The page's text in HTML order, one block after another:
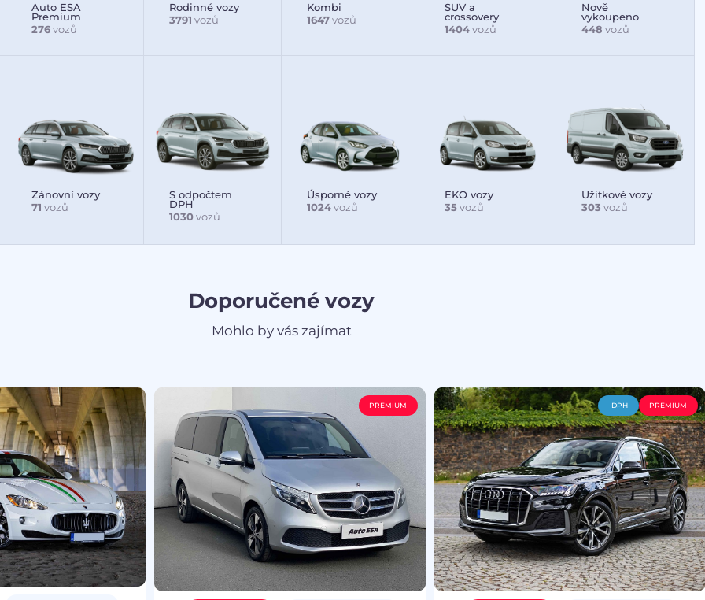
Auto ESA
Premium
276 vozů
Rodinné vozy
3791 vozů
Kombi
1647vozů
SUV a
crossovery
1404vozů
Nově
vykoupeno
448 vozů
Zánovní vozy
71 vozů
S odpočtem
DPH
1030 vozů
Úsporné vozy
1024vozů
EKO vozy
35vozů
Užitkové vozy
303 vozů
Doporučené vozy
Mohlo by vás zajímat
PREMIUM -DPH PREMIUM